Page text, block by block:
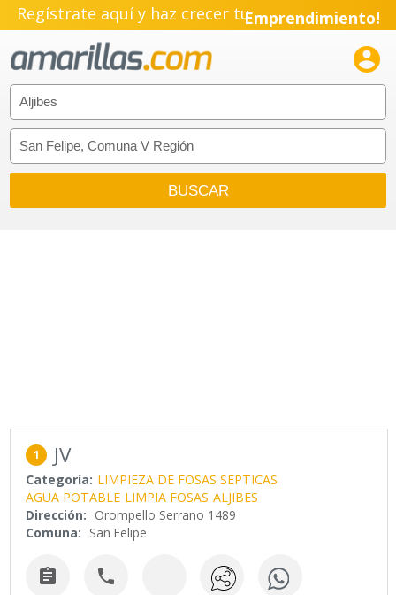
Regístrate aquí y haz crecer tuEmprendimiento!

1 JV
Categoría: LIMPIEZA DE FOSAS SEPTICAS
AGUA POTABLE LIMPIA FOSAS ALJIBES
Dirección: Orompello Serrano 1489
Comuna: San Felipe
 